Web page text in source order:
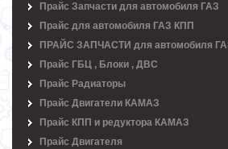
Прайс Запчасти для автомобиля ГАЗ
Прайс для автомобиля ГАЗ КПП
ПРАЙС ЗАПЧАСТИ для автомобиля
Прайс ГБЦ , Блоки , ДВС
Прайс Радиаторы
Прайс Двигатели КАМАЗ
Прайс КПП и редуктора КАМАЗ
Прайс Двигателя